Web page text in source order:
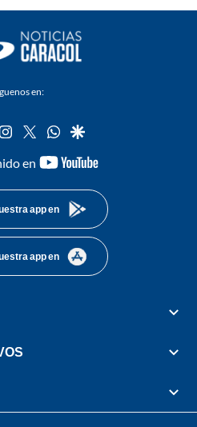
en:
instagram
twitterwhatsapp
google
en
youtube-
app en
app en